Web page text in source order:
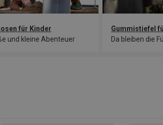
für Kinder
und kleine Abenteuer
Gummistiefel
Da bleiben die